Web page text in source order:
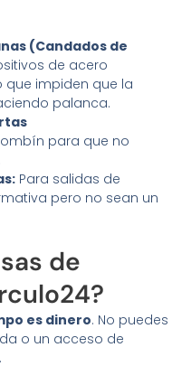
(Candados de
de acero
impiden que la
palanca.
para que no
Para salidas de
pero no sean un
de
es dinero. No puedes
o un acceso de